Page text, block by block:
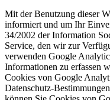
Mit der Benutzung dieser
informiert und um Ihr
34/2002 der Information
Service, den wir zur
verwenden Google
Informationen zu erfassen
Cookies von Google
Datenschutz-